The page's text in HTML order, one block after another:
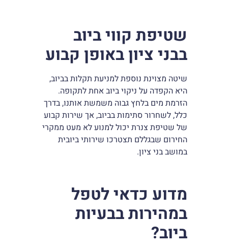
שטיפת קווי ביוב
בבני ציון באופן קבוע
שיטה מצוינת נוספת למניעת תקלות בביוב,
היא הקפדה על ניקוי ביוב אחת לתקופה.
הזרמת מים בלחץ גבוה משמשת אותנו, בדרך
כלל, לשחרור סתימות בביוב, אך שירות קבוע
של שטיפת צנרת יכול למנוע לא מעט ממקרי
החירום שבגללם תצטרכו שירותי ביובית
במושב בני ציון.
מדוע כדאי לטפל
במהירות בבעיות
ביוב?